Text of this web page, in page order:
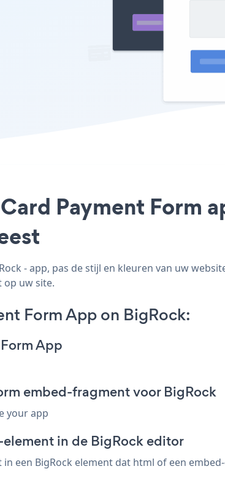
Payment Form
- app, pas de stijl en kleuren van uw
op uw site.
Form App on BigRock:
App
embed-fragment voor BigRock
your app
in de BigRock editor
een BigRock element dat html of een